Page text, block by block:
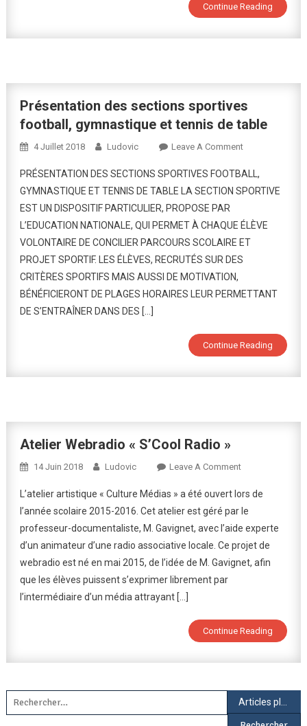
Continue Reading
Présentation des sections sportives
football, gymnastique et tennis de table
4 Juillet 2018 Ludovic Leave A CommentOn
Des
Sections
Football,
Gymnastique
Et
De
PRÉSENTATION DES SECTIONS SPORTIVES FOOTBALL,
GYMNASTIQUE ET TENNIS DE TABLE LA SECTION SPORTIVE
EST UN DISPOSITIF PARTICULIER, PROPOSE PAR
L’EDUCATION NATIONALE, QUI PERMET À CHAQUE ÉLÈVE
VOLONTAIRE DE CONCILIER PARCOURS SCOLAIRE ET
PROJET SPORTIF. LES ÉLÈVES, RECRUTÉS SUR DES
CRITÈRES SPORTIFS MAIS AUSSI DE MOTIVATION,
BÉNÉFICIERONT DE PLAGES HORAIRES LEUR PERMETTANT
DE S’ENTRAÎNER DANS DES […]
Continue Reading
Atelier Webradio « S’Cool Radio »
14 Juin 2018 Ludovic Leave A CommentOn
Webradio
« S’Cool
Radio »
L’atelier artistique « Culture Médias » a été ouvert lors de
l’année scolaire 2015-2016. Cet atelier est géré par le
professeur-documentaliste, M. Gavignet, avec l’aide experte
d’un animateur d’une radio associative locale. Ce projet de
webradio est né en mai 2015, de l’idée de M. Gavignet, afin
que les élèves puissent s’exprimer librement par
l’intermédiaire d’un média attrayant […]
Continue Reading
Navigation
Rechercher :